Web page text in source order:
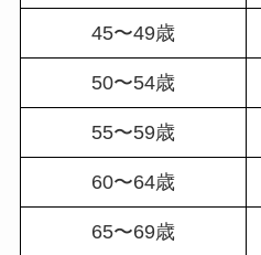
45〜49歳
50〜54歳
55〜59歳
60〜64歳
65〜69歳